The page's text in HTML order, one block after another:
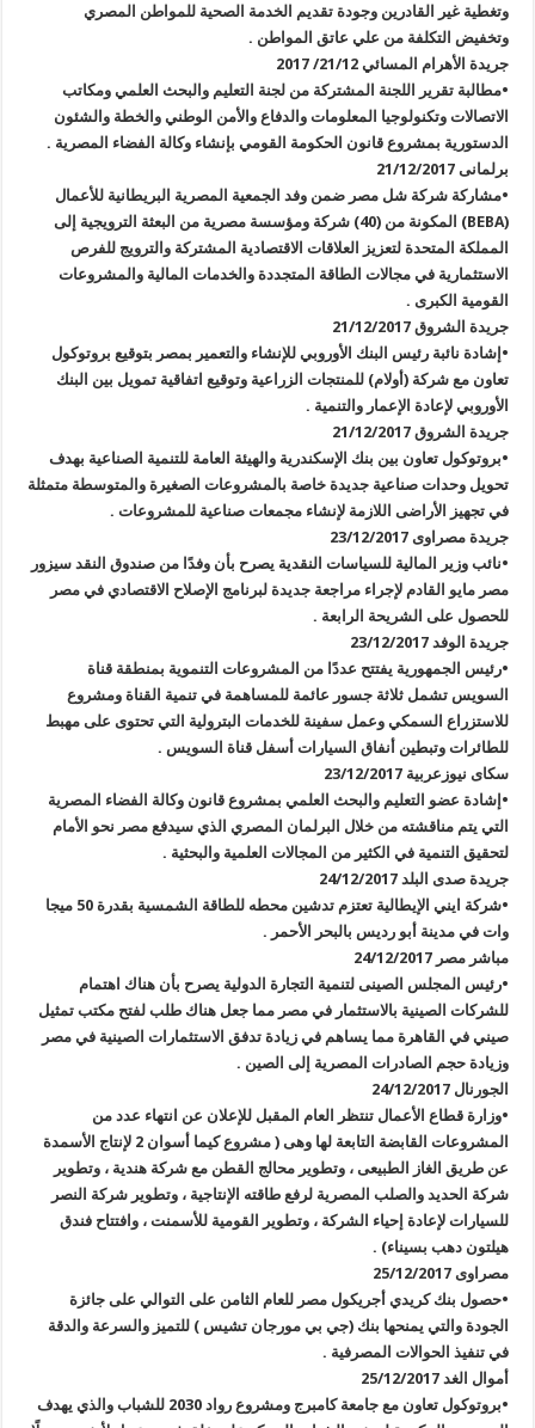
وتغطية غير القادرين وجودة تقديم الخدمة الصحية للمواطن المصري
وتخفيض التكلفة من علي عاتق المواطن .
جريدة الأهرام المسائي 21/12/ 2017
•مطالبة تقرير اللجنة المشتركة من لجنة التعليم والبحث العلمي ومكاتب
الاتصالات وتكنولوجيا المعلومات والدفاع والأمن الوطني والخطة والشئون
الدستورية بمشروع قانون الحكومة القومي بإنشاء وكالة الفضاء المصرية .
برلمانى 21/12/2017
•مشاركة شركة شل مصر ضمن وفد الجمعية المصرية البريطانية للأعمال
(BEBA) المكونة من (40) شركة ومؤسسة مصرية من البعثة الترويجية إلى
المملكة المتحدة لتعزيز العلاقات الاقتصادية المشتركة والترويج للفرص
الاستثمارية في مجالات الطاقة المتجددة والخدمات المالية والمشروعات
القومية الكبرى .
جريدة الشروق 21/12/2017
•إشادة نائبة رئيس البنك الأوروبي للإنشاء والتعمير بمصر بتوقيع بروتوكول
تعاون مع شركة (أولام) للمنتجات الزراعية وتوقيع اتفاقية تمويل بين البنك
الأوروبي لإعادة الإعمار والتنمية .
جريدة الشروق 21/12/2017
•بروتوكول تعاون بين بنك الإسكندرية والهيئة العامة للتنمية الصناعية بهدف
تحويل وحدات صناعية جديدة خاصة بالمشروعات الصغيرة والمتوسطة متمثلة
في تجهيز الأراضى اللازمة لإنشاء مجمعات صناعية للمشروعات .
جريدة مصراوى 23/12/2017
•نائب وزير المالية للسياسات النقدية يصرح بأن وفدًا من صندوق النقد سيزور
مصر مايو القادم لإجراء مراجعة جديدة لبرنامج الإصلاح الاقتصادي في مصر
للحصول على الشريحة الرابعة .
جريدة الوفد 23/12/2017
•رئيس الجمهورية يفتتح عددًا من المشروعات التنموية بمنطقة قناة
السويس تشمل ثلاثة جسور عائمة للمساهمة في تنمية القناة ومشروع
للاستزراع السمكي وعمل سفينة للخدمات البترولية التي تحتوى على مهبط
للطائرات وتبطين أنفاق السيارات أسفل قناة السويس .
سكاى نيوزعربية 23/12/2017
•إشادة عضو التعليم والبحث العلمي بمشروع قانون وكالة الفضاء المصرية
التي يتم مناقشته من خلال البرلمان المصري الذي سيدفع مصر نحو الأمام
لتحقيق التنمية في الكثير من المجالات العلمية والبحثية .
جريدة صدى البلد 24/12/2017
•شركة ايني الإيطالية تعتزم تدشين محطه للطاقة الشمسية بقدرة 50 ميجا
وات في مدينة أبو رديس بالبحر الأحمر .
مباشر مصر 24/12/2017
•رئيس المجلس الصينى لتنمية التجارة الدولية يصرح بأن هناك اهتمام
للشركات الصينية بالاستثمار في مصر مما جعل هناك طلب لفتح مكتب تمثيل
صيني في القاهرة مما يساهم في زيادة تدفق الاستثمارات الصينية في مصر
وزيادة حجم الصادرات المصرية إلى الصين .
الجورنال 24/12/2017
•وزارة قطاع الأعمال تنتظر العام المقبل للإعلان عن انتهاء عدد من
المشروعات القابضة التابعة لها وهى ( مشروع كيما أسوان 2 لإنتاج الأسمدة
عن طريق الغاز الطبيعى ، وتطوير محالج القطن مع شركة هندية ، وتطوير
شركة الحديد والصلب المصرية لرفع طاقته الإنتاجية ، وتطوير شركة النصر
للسيارات لإعادة إحياء الشركة ، وتطوير القومية للأسمنت ، وافتتاح فندق
هيلتون دهب بسيناء) .
مصراوى 25/12/2017
•حصول بنك كريدي أجريكول مصر للعام الثامن على التوالي على جائزة
الجودة والتي يمنحها بنك (جي بي مورجان تشيس ) للتميز والسرعة والدقة
في تنفيذ الحوالات المصرفية .
أموال الغد 25/12/2017
•بروتوكول تعاون مع جامعة كامبرج ومشروع رواد 2030 للشباب والذي يهدف